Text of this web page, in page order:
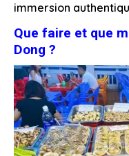
immersion
Que faire et que
Dong ?